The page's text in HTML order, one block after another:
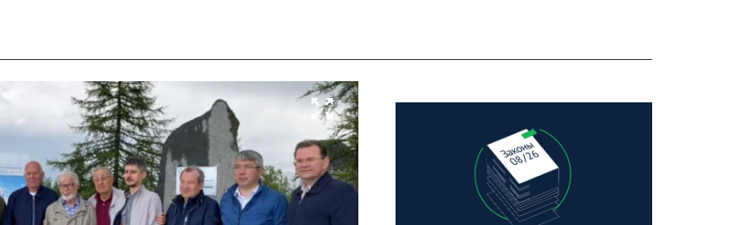
zoom_out_map